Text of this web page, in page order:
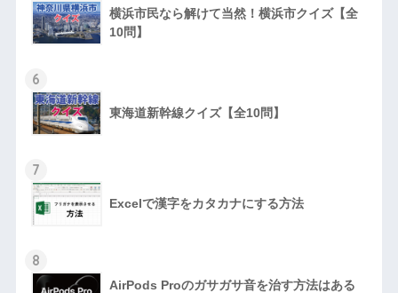
横浜市民なら解けて当然！横浜市クイズ【全
10問】
6
東海道新幹線クイズ【全10問】
7
Excelで漢字をカタカナにする方法
8
AirPods Proのガサガサ音を治す方法はある